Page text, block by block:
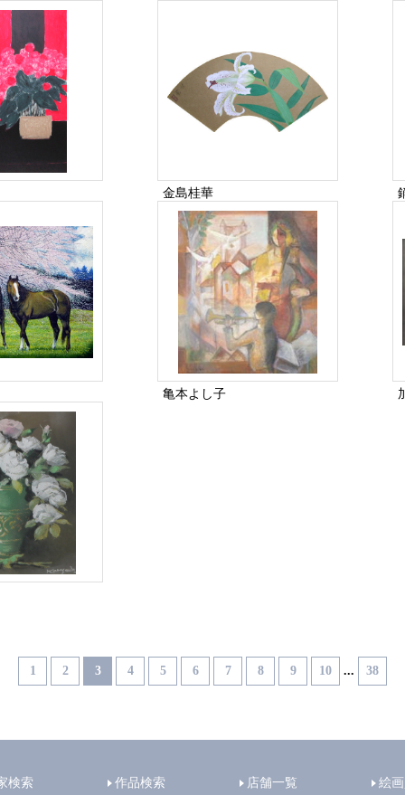
金島桂華
亀本よし子
1 2 3 4 5 6 7 8 9 10 ... 38
検索 作品検索 店舗一覧 絵